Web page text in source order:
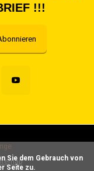
!!!
Seite zu.